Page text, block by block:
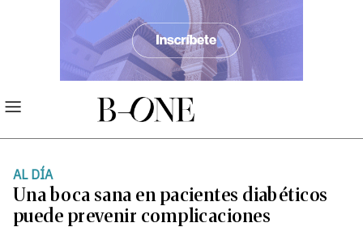
AL DÍA
Una boca sana en pacientes diabéticos
puede prevenir complicaciones